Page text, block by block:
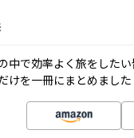
中で効率よく旅をした
けを一冊にまとめました